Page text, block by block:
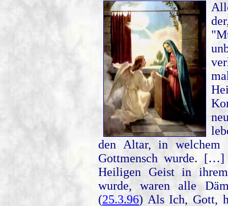
den Altar, in welchem
Gottmensch wurde.
Heiligen Geist in
wurde, waren alle
(25.3.96) Als Ich, Gott,